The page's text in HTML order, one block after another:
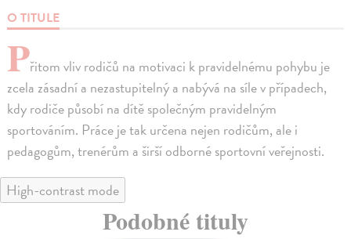
O TITULE
Přitom vliv rodičů na motivaci k pravidelnému pohybu je
zcela zásadní a nezastupitelný a nabývá na síle v případech,
kdy rodiče působí na dítě společným pravidelným
sportováním. Práce je tak určena nejen rodičům, ale i
pedagogům, trenérům a širší odborné sportovní veřejnosti.
High-contrast mode
Podobné tituly